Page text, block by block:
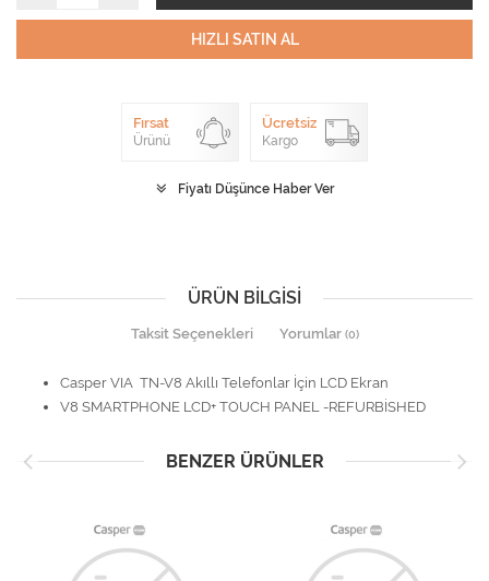
HIZLI SATIN AL
Fırsat
Ürünü
Ücretsiz
Kargo
Fiyatı Düşünce Haber Ver
ÜRÜN BILGISI
Taksit Seçenekleri Yorumlar (0)
Casper VIA TN-V8 Akıllı Telefonlar İçin LCD Ekran
V8 SMARTPHONE LCD+ TOUCH PANEL -REFURBİSHED
BENZER ÜRÜNLER